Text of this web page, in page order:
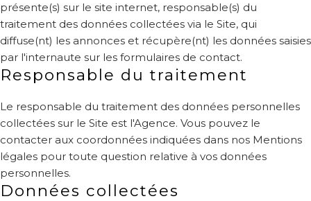
présente(s) sur le site internet, responsable(s) du
traitement des données collectées via le Site, qui
diffuse(nt) les annonces et récupère(nt) les données saisies
par l'internaute sur les formulaires de contact.
Responsable du traitement
Le responsable du traitement des données personnelles
collectées sur le Site est l'Agence. Vous pouvez le
contacter aux coordonnées indiquées dans nos Mentions
légales pour toute question relative à vos données
personnelles.
Données collectées